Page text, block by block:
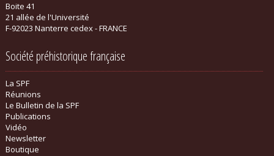
Boite 41
21 allée de l'Université
F-92023 Nanterre cedex - FRANCE
Société préhistorique française
La SPF
Réunions
Le Bulletin de la SPF
Publications
Vidéo
Newsletter
Boutique